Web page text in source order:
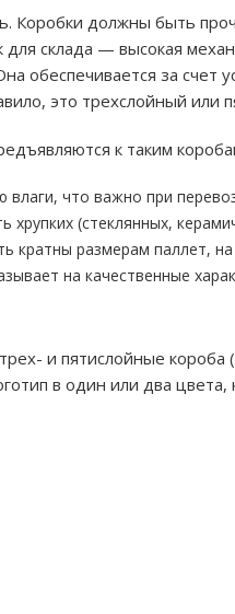
Коробки должны быть
склада — высокая
обеспечивается за счет
это трехслойный или
к таким
что важно при
(стеклянных,
размерам паллет,
на качественные
и пятислойные короба
в один или два